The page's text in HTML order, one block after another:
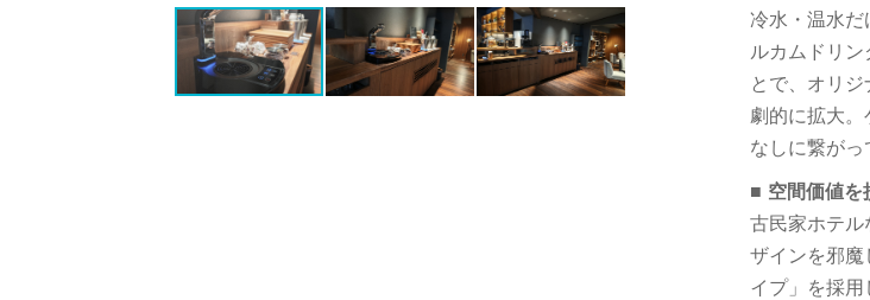
冷水・温水だ
ルカムドリ
とで、オリ
劇的に拡大
なしに繋がっ
■ 空間価値を
古民家ホテ
ザインを邪魔
イプ」を採